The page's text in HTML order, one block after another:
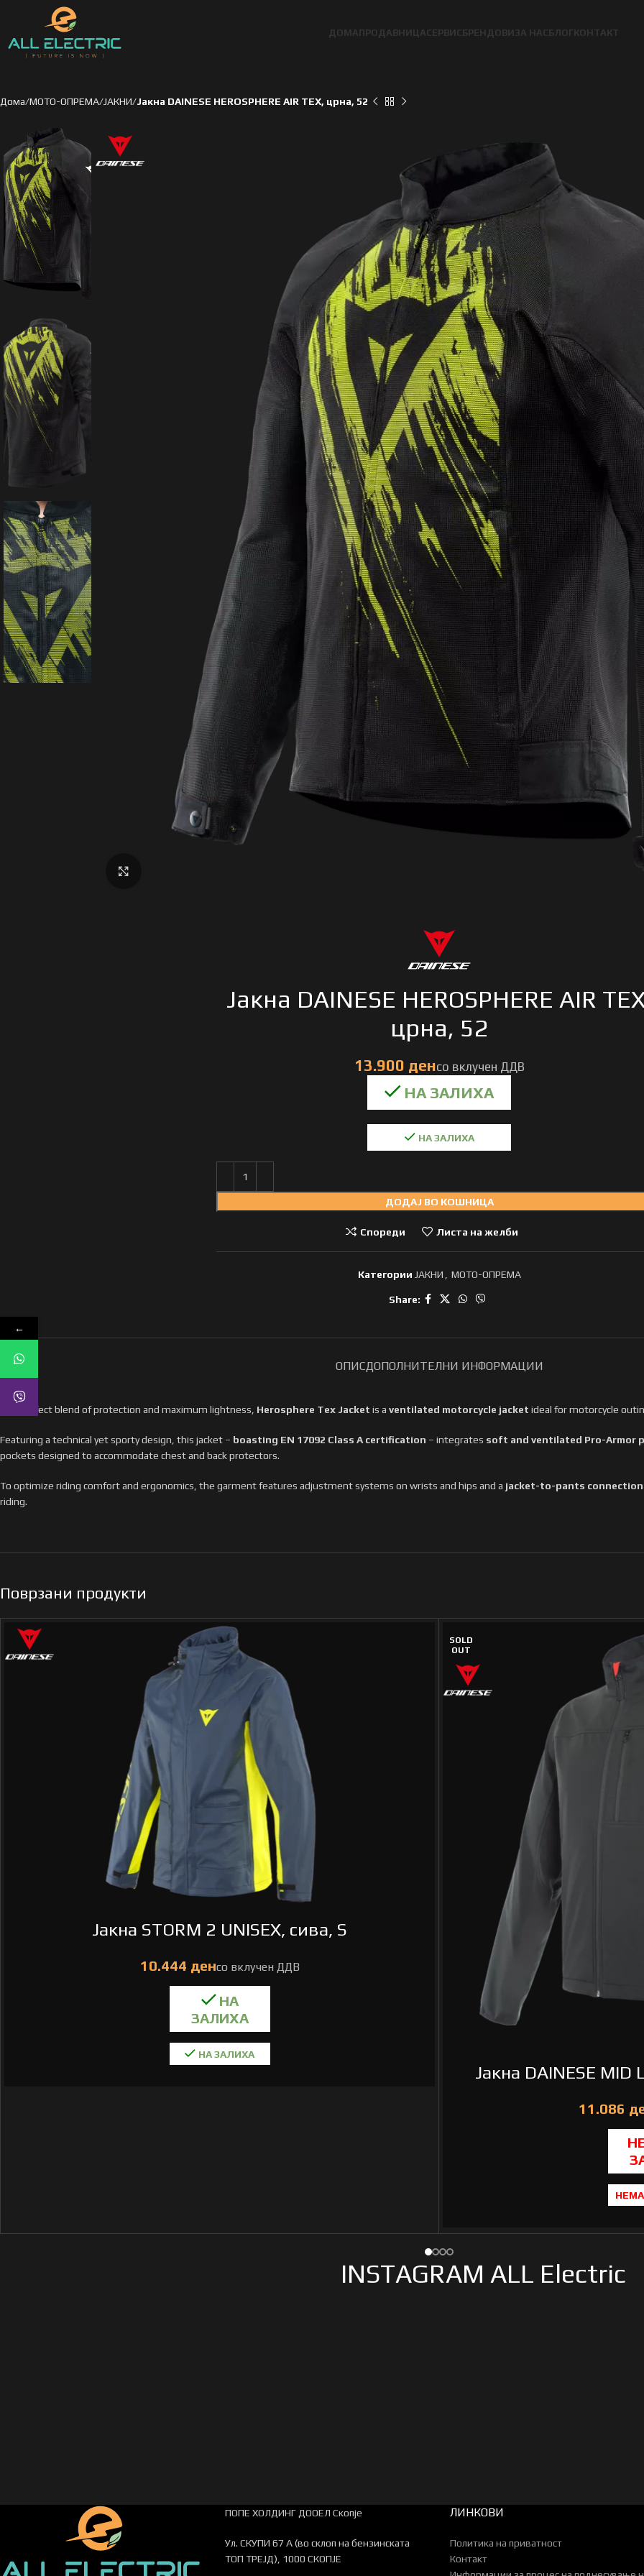
ДОМАПРОДАВНИЦАСЕРВИС БРЕНДОВИ ЗА НАС БЛОГКОНТАКТ
Дома МОТО-ОПРЕМА ЈАКНИ Јакна DAINESE HEROSPHERE AIR TEX, црна, 52
Јакна DAINESE HEROSPHERE AIR
црна, 52
НА ЗАЛИХА
ДОДАЈ ВО КОШНИЦА
Спореди Листа на желби
Категории ЈАКНИ , МОТО-ОПРЕМА
Share:
ОПИСДОПОЛНИТЕЛНИ ИНФОРМАЦИИ
The perfect blend of protection and maximum lightness, Herosphere Tex Jacket is a ventilated motorcycle jacket ideal for motorcycle
Featuring a technical yet sporty design, this jacket – boasting EN 17092 Class A certification – integrates soft and ventilated Pro-Armor
pockets designed to accommodate chest and back protectors.
To optimize riding comfort and ergonomics, the garment features adjustment systems on wrists and hips and a jacket-to-pants
riding.
Поврзани продукти
Јакна STORM 2 UNISEX, сива, S
НА ЗАЛИХА
SOLD
OUT
Јакна DAINESE MID
INSTAGRAM ALL Electric
ПОПЕ ХОЛДИНГ ДООЕЛ Скопје
Ул. СКУПИ 67 А (во склоп на бензинската
ТОП ТРЕЈД), 1000 СКОПЈЕ
ЛИНКОВИ
Политика на приватност
Контакт
←